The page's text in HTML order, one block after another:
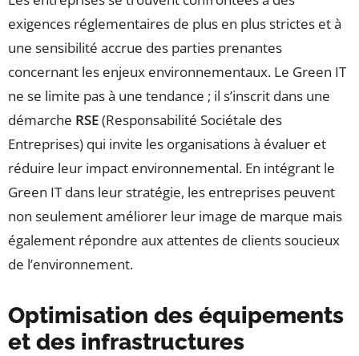
exigences réglementaires de plus en plus strictes et à
une sensibilité accrue des parties prenantes
concernant les enjeux environnementaux. Le Green IT
ne se limite pas à une tendance ; il s’inscrit dans une
démarche RSE(Responsabilité Sociétale des
Entreprises) qui invite les organisations à évaluer et
réduire leur impact environnemental. En intégrant le
Green IT dans leur stratégie, les entreprises peuvent
non seulement améliorer leur image de marque mais
également répondre aux attentes de clients soucieux
de l’environnement.
Optimisation des équipements
et des infrastructures